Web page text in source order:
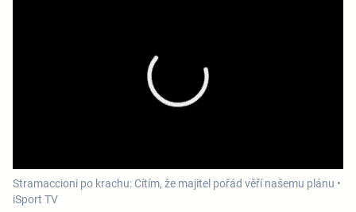
Stramaccioni po krachu: Cítím, že majitel pořád věří našemu plánu •
iSport TV